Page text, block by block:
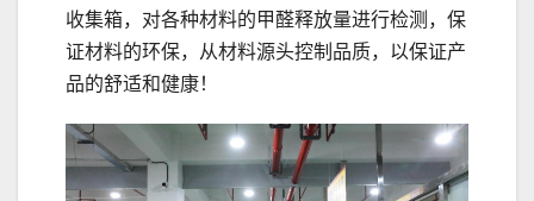
收集箱，对各种材料的甲醛释放量进行检测，保
证材料的环保，从材料源头控制品质，以保证产
品的舒适和健康！